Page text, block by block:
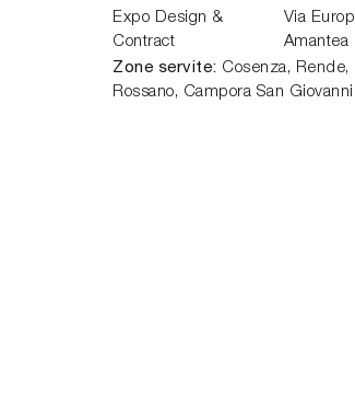
Expo Design &
Contract
Via
Amantea
Zone servite: Cosenza, Rende,
Rossano, Campora San